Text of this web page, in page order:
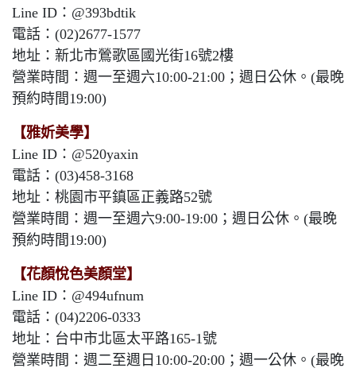
Line ID：@393bdtik
電話：(02)2677-1577
地址：新北市鶯歌區國光街16號2樓
營業時間：週一至週六10:00-21:00；週日公休。(最晚
預約時間19:00)
【雅妡美學】
Line ID：@520yaxin
電話：(03)458-3168
地址：桃園市平鎮區正義路52號
營業時間：週一至週六9:00-19:00；週日公休。(最晚
預約時間19:00)
【花顏悅色美顏堂】
Line ID：@494ufnum
電話：(04)2206-0333
地址：台中市北區太平路165-1號
營業時間：週二至週日10:00-20:00；週一公休。(最晚